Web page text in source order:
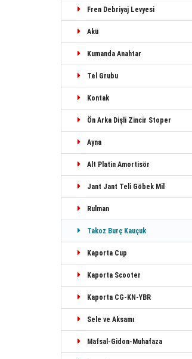
Fren Debriyaj Levyesi
Akü
Kumanda Anahtar
Tel Grubu
Kontak
Ön Arka Dişli Zincir Stoper
Ayna
Alt Platin Amortisör
Jant Jant Teli Göbek Mil
Rulman
Takoz Burç Kauçuk
Kaporta Cup
Kaporta Scooter
Kaporta CG-KN-YBR
Sele ve Aksamı
Mafsal-Gidon-Muhafaza